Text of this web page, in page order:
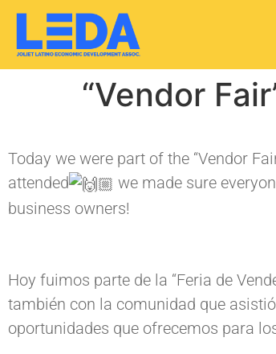
“Vendor
Today we were part of the “Vendor
attended
we made sure
business owners!
Hoy fuimos parte de la “Feria de
también con la comunidad que asistió
oportunidades que ofrecemos para